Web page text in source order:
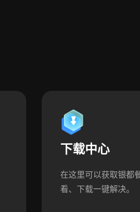
下载中心
在这里可以获取银都
看、下载一键解决。